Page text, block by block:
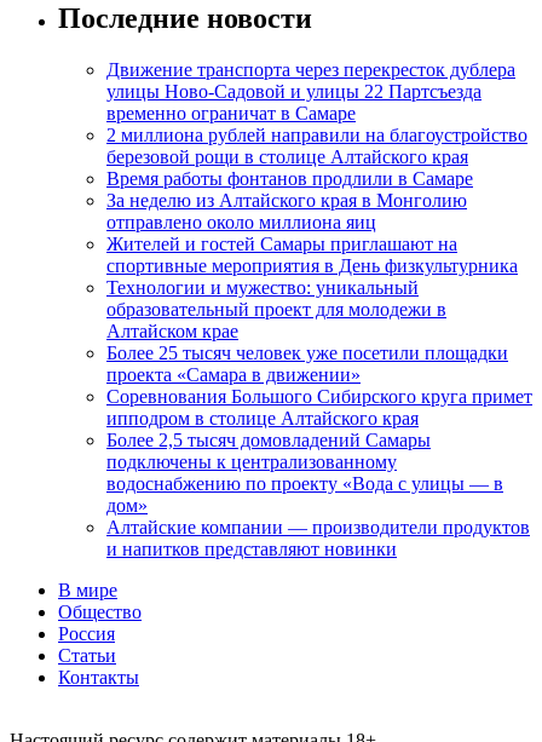
Последние новости
Движение транспорта через перекресток дублера
улицы Ново-Садовой и улицы 22 Партсъезда
временно ограничат в Самаре
2 миллиона рублей направили на благоустройство
березовой рощи в столице Алтайского края
Время работы фонтанов продлили в Самаре
За неделю из Алтайского края в Монголию
отправлено около миллиона яиц
Жителей и гостей Самары приглашают на
спортивные мероприятия в День физкультурника
Технологии и мужество: уникальный
образовательный проект для молодежи в
Алтайском крае
Более 25 тысяч человек уже посетили площадки
проекта «Самара в движении»
Соревнования Большого Сибирского круга примет
ипподром в столице Алтайского края
Более 2,5 тысяч домовладений Самары
подключены к централизованному
водоснабжению по проекту «Вода с улицы — в
дом»
Алтайские компании — производители продуктов
и напитков представляют новинки
В мире
Общество
Россия
Статьи
Контакты